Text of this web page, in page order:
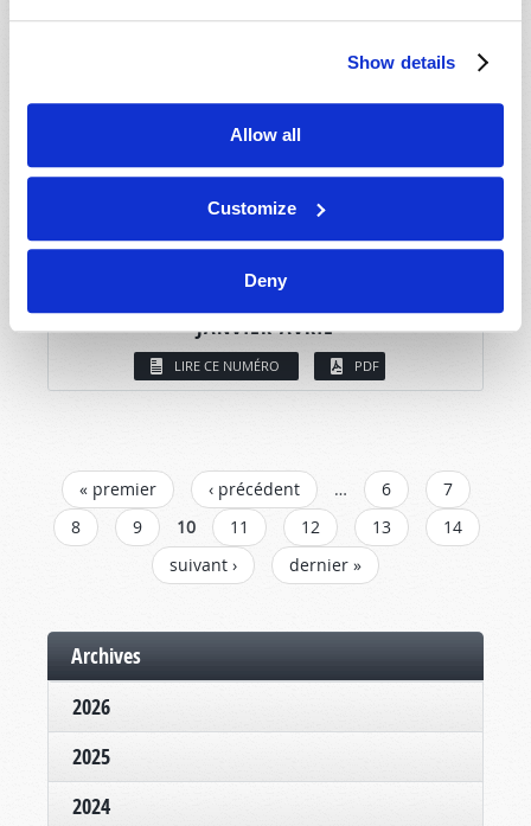
Show details
Allow all
Customize
Deny
JANVIER-AVRIL
LIRE CE NUMÉRO PDF
PAGES
« premier ‹ précédent … 6
7
8
9 10 11 12 13
14
suivant ›
dernier »
Archives
2026
2025
2024